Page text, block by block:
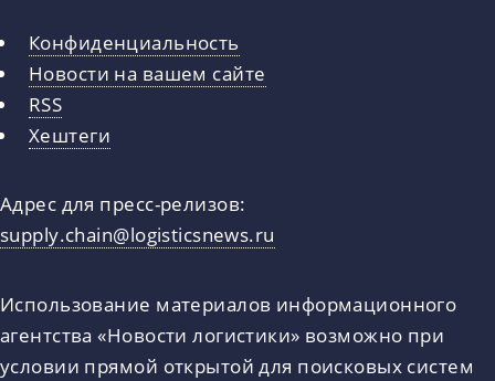
Конфиденциальность
Новости на вашем сайте
RSS
Хештеги
Адрес для пресс-релизов:
supply.chain@logisticsnews.ru
Использование материалов информационного
агентства «Новости логистики» возможно при
условии прямой открытой для поисковых систем